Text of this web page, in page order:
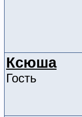
Ксюша
Гость